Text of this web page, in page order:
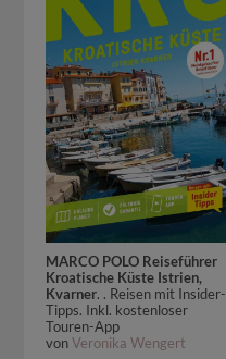
MARCO POLO Reiseführer
Kroatische Küste Istrien,
Kvarner. . Reisen mit Insider-
Tipps. Inkl. kostenloser
Touren-App
vonVeronika Wengert